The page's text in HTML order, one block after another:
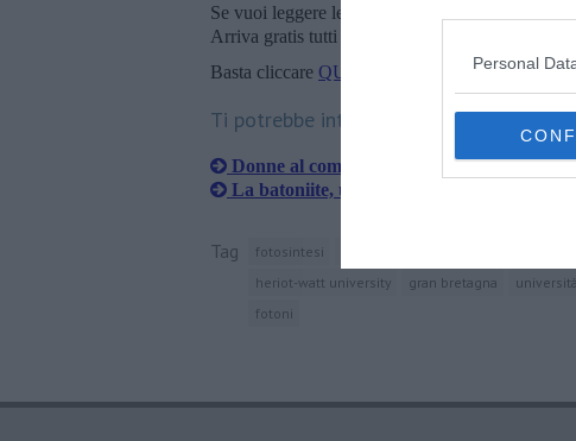
Personal
Se vuoi leggere le notizie principali della
Arriva gratis tutti i giorni alle 20:00 direttamente
Basta cliccare QUI
Ti potrebbe interessare anche:
Donne al comando e la qualità dell'aria
La batoniite, una superstar toscana tra i
Tag fotosintesi
heriot-watt university
gran bretagna
fotoni